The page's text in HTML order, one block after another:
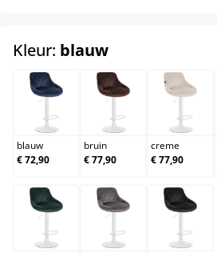
Kleur: blauwselect
blauw
blauw
€ 72,90
bruin
bruin
€ 77,90
creme
creme
€ 77,90
donkergroen grijs zwart